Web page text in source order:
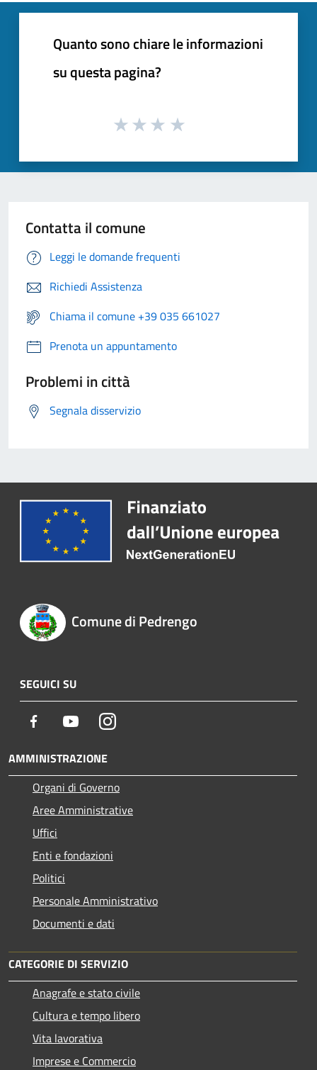
Quanto sono chiare le informazioni
su questa pagina?
Contatta il comune
Leggi le domande frequenti
Richiedi Assistenza
Chiama il comune +39 035 661027
Prenota un appuntamento
Problemi in città
Segnala disservizio
Comune di Pedrengo
SEGUICI SU
Facebook YoutubeInstagram
AMMINISTRAZIONE
Organi di Governo
Aree Amministrative
Uffici
Enti e fondazioni
Politici
Personale Amministrativo
Documenti e dati
CATEGORIE DI SERVIZIO
Anagrafe e stato civile
Cultura e tempo libero
Vita lavorativa
Imprese e Commercio